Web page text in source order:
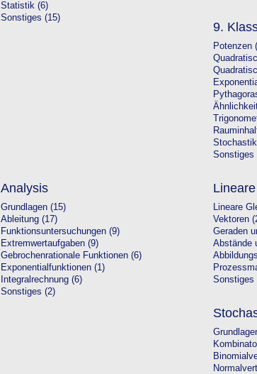
Statistik (6)
Sonstiges (15)
9.
Potenzen
Sonstiges
Analysis
Grundlagen (15)
Ableitung (17)
Funktionsuntersuchungen (9)
Extremwertaufgaben (9)
Gebrochenrationale Funktionen (6)
Exponentialfunktionen (1)
Integralrechnung (6)
Sonstiges (2)
Lineare
Vektoren
Geraden
Abstände
Sonstiges